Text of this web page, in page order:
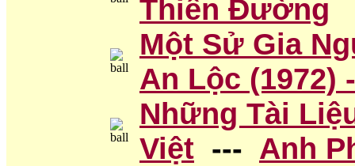
Thiên Đường
Một Sử Gia
An Lộc (1972)
Những Tài
Việt --- Anh